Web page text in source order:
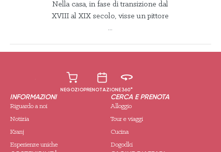
Nella casa, in fase di transizione dal
XVIII al XIX secolo, visse un pittore
...
NEGOZIOPRENOTAZIONE360°
INFORMAZIONI
Riguardo a noi
Notizia
Kranj
Esperienze uniche
CERCA E PRENOTA
Alloggio
Tour e viaggi
Cucina
Dogodki